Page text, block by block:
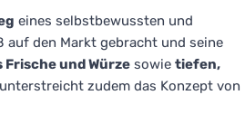
eines selbstbewussten und
auf den Markt gebracht und seine
und Würze sowie tiefen,
unterstreicht zudem das Konzept von